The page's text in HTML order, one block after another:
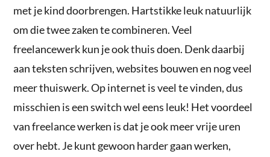
met je kind doorbrengen. Hartstikke leuk natuurlijk
om die twee zaken te combineren. Veel
freelancewerk kun je ook thuis doen. Denk daarbij
aan teksten schrijven, websites bouwen en nog veel
meer thuiswerk. Op internet is veel te vinden, dus
misschien is een switch wel eens leuk! Het voordeel
van freelance werken is dat je ook meer vrije uren
over hebt. Je kunt gewoon harder gaan werken,